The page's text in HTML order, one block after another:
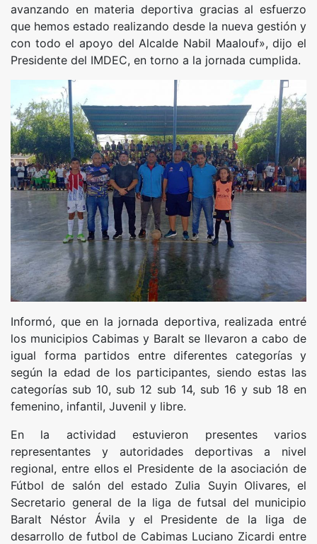
avanzando en materia deportiva gracias al esfuerzo
que hemos estado realizando desde la nueva gestión y
con todo el apoyo del Alcalde Nabil Maalouf», dijo el
Presidente del IMDEC, en torno a la jornada cumplida.
Informó, que en la jornada deportiva, realizada entré
los municipios Cabimas y Baralt se llevaron a cabo de
igual forma partidos entre diferentes categorías y
según la edad de los participantes, siendo estas las
categorías sub 10, sub 12 sub 14, sub 16 y sub 18 en
femenino, infantil, Juvenil y libre.
En la actividad estuvieron presentes varios
representantes y autoridades deportivas a nivel
regional, entre ellos el Presidente de la asociación de
Fútbol de salón del estado Zulia Suyin Olivares, el
Secretario general de la liga de futsal del municipio
Baralt Néstor Ávila y el Presidente de la liga de
desarrollo de futbol de Cabimas Luciano Zicardi entre